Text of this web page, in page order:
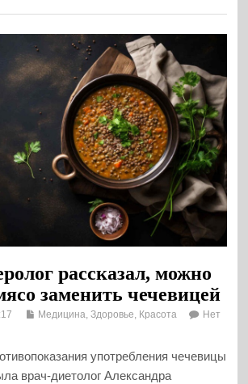
рассказал, можно
заменить чечевицей
Медицина, Здоровье, Красота
Нет
употребления чечевицы
врач-диетолог Александра